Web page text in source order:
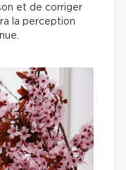
et de corriger
la perception